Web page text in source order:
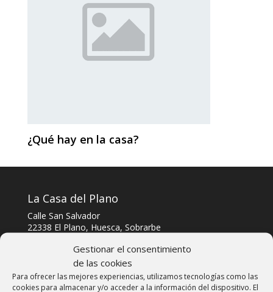
Gestionar el consentimiento
de las cookies
Para ofrecer las mejores experiencias, utilizamos tecnologías como las
cookies para almacenar y/o acceder a la información del dispositivo. El
¿Qué hay en la casa?
La Casa del Plano
Calle San Salvador
22338 El Plano, Huesca, Sobrarbe
Telf: 606303040
Whatsapp y Telegram: 606303040
Email: info@lacasadelplano.com